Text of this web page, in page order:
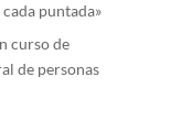
puntada»
curso de
de personas